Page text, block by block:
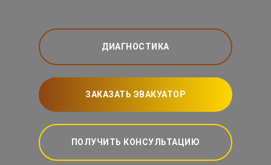
ДИАГНОСТИКА
ЗАКАЗАТЬ ЭВАКУАТОР
ПОЛУЧИТЬ КОНСУЛЬТАЦИЮ